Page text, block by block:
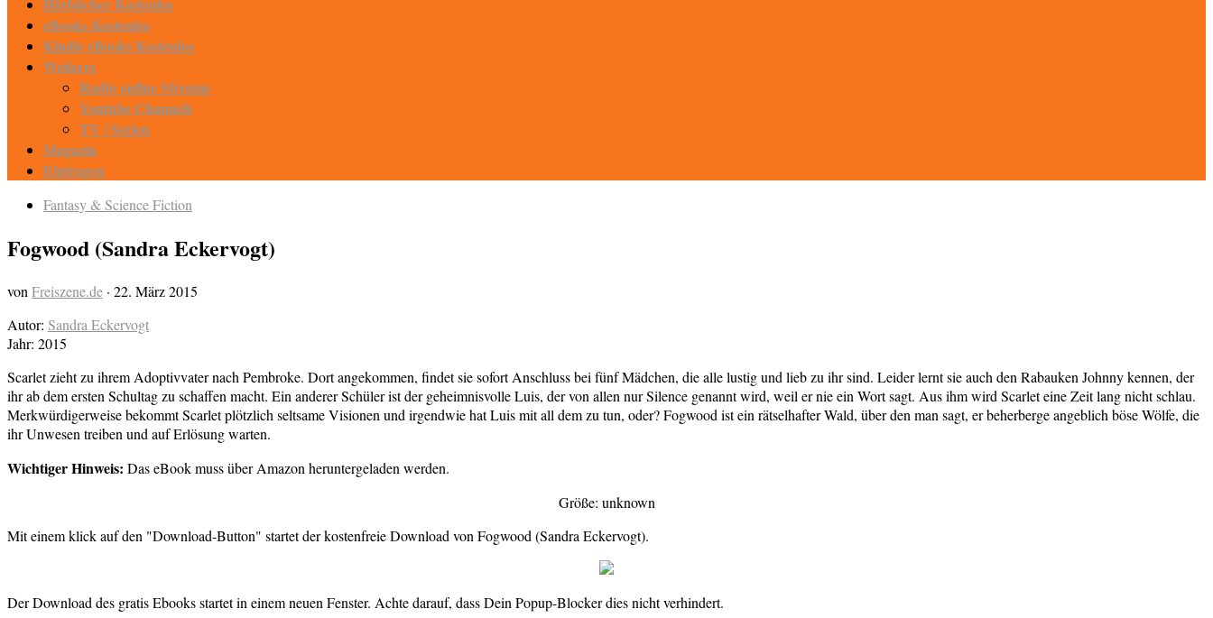
eBooks Kostenlos
Kindle eBooks Kostenlos
Weiteres
Radio online Streams
Youtube Channels
TV / Serien
Magazin
Eintragen
Fantasy & Science Fiction
Fogwood (Sandra Eckervogt)
von Freiszene.de · 22. März 2015
Autor: Sandra Eckervogt
Jahr: 2015
Scarlet zieht zu ihrem Adoptivvater nach Pembroke. Dort angekommen, findet sie sofort Anschluss bei fünf Mädchen, die alle lustig und lieb zu ihr sind. Leider lernt sie auch den Rabauken Johnny kennen, der
ihr ab dem ersten Schultag zu schaffen macht. Ein anderer Schüler ist der geheimnisvolle Luis, der von allen nur Silence genannt wird, weil er nie ein Wort sagt. Aus ihm wird Scarlet eine Zeit lang nicht schlau.
Merkwürdigerweise bekommt Scarlet plötzlich seltsame Visionen und irgendwie hat Luis mit all dem zu tun, oder? Fogwood ist ein rätselhafter Wald, über den man sagt, er beherberge angeblich böse Wölfe, die
ihr Unwesen treiben und auf Erlösung warten.
Wichtiger Hinweis: Das eBook muss über Amazon heruntergeladen werden.
Größe: unknown
Mit einem klick auf den "Download-Button" startet der kostenfreie Download von Fogwood (Sandra Eckervogt).
Der Download des gratis Ebooks startet in einem neuen Fenster. Achte darauf, dass Dein Popup-Blocker dies nicht verhindert.